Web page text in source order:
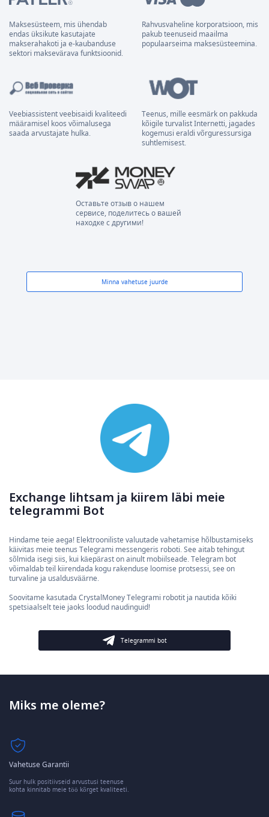
Maksesüsteem, mis ühendab
endas üksikute kasutajate
makserahakoti ja e-kaubanduse
sektori maksevärava funktsioonid.
Rahvusvaheline korporatsioon, mis
pakub teenuseid maailma
populaarseima maksesüsteemina.
Veebiassistent veebisaidi kvaliteedi
määramisel koos võimalusega
saada arvustajate hulka.
Teenus, mille eesmärk on pakkuda
kõigile turvalist Internetti, jagades
kogemusi eraldi võrguressursiga
suhtlemisest.
Оставьте отзыв о нашем
сервисе, поделитесь о вашей
находке с другими!
Minna vahetuse juurde
Exchange lihtsam ja kiirem läbi meie
telegrammi Bot
Hindame teie aega! Elektrooniliste valuutade vahetamise hõlbustamiseks
käivitas meie teenus Telegrami messengeris roboti. See aitab tehingut
sõlmida isegi siis, kui käepärast on ainult mobiilseade. Telegram bot
võimaldab teil kiirendada kogu rakenduse loomise protsessi, see on
turvaline ja usaldusväärne.
Soovitame kasutada CrystalMoney Telegrami robotit ja nautida kõiki
spetsiaalselt teie jaoks loodud naudinguid!
Telegrammi bot
Miks me oleme?
Vahetuse Garantii
Suur hulk positiivseid arvustusi teenuse
kohta kinnitab meie töö kõrget kvaliteeti.